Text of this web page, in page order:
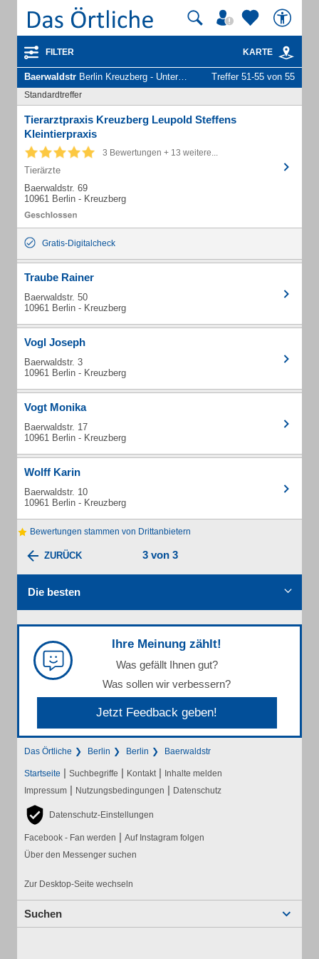
FILTER KARTE
Baerwaldstr Berlin Kreuzberg - Unternehmen und Personen Treffer 51-55 von 55
Standardtreffer
Tierarztpraxis Kreuzberg Leupold Steffens
Kleintierpraxis
3 Bewertungen + 13 weitere...
Tierärzte
Baerwaldstr. 69
10961 Berlin - Kreuzberg
Gratis-Digitalcheck
Traube Rainer
Baerwaldstr. 50
10961 Berlin - Kreuzberg
Vogl Joseph
Baerwaldstr. 3
10961 Berlin - Kreuzberg
Vogt Monika
Baerwaldstr. 17
10961 Berlin - Kreuzberg
Wolff Karin
Baerwaldstr. 10
10961 Berlin - Kreuzberg
Bewertungen stammen von Drittanbietern
ZURÜCK 3 von 3
Die besten
Ihre Meinung zählt!
Was gefällt Ihnen gut?
Was sollen wir verbessern?
Jetzt Feedback geben!
Das Örtliche Berlin Berlin Baerwaldstr
Startseite | Suchbegriffe | Kontakt | Inhalte melden
Impressum | Nutzungsbedingungen | Datenschutz
Datenschutz-Einstellungen
Facebook - Fan werden | Auf Instagram folgen
Über den Messenger suchen
Zur Desktop-Seite wechseln
Suchen